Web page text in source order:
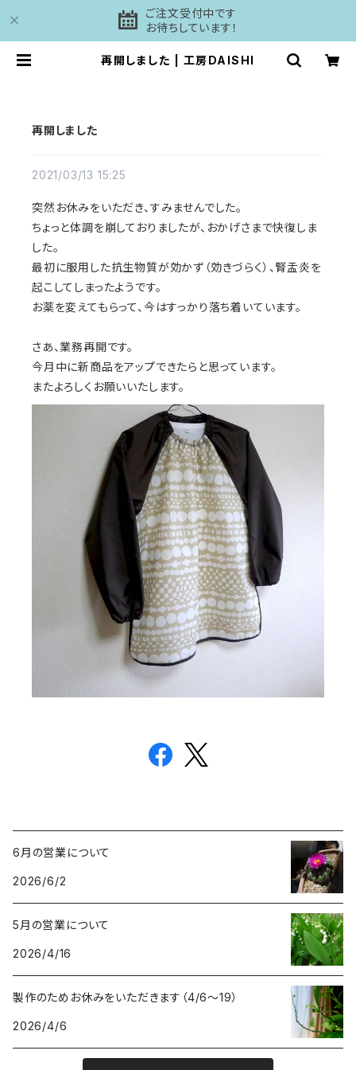
ご注文受付中です
お待ちしています！
再開しました | 工房DAISHI
再開しました
2021/03/13 15:25
突然お休みをいただき、すみませんでした。
ちょっと体調を崩しておりましたが、おかげさまで快復しま
した。
最初に服用した抗生物質が効かず（効きづらく）、腎盂炎を
起こしてしまったようです。
お薬を変えてもらって、今はすっかり落ち着いています。
さあ、業務再開です。
今月中に新商品をアップできたらと思っています。
またよろしくお願いいたします。
6月の営業について
2026/6/2
5月の営業について
2026/4/16
製作のためお休みをいただきます（4/6〜19）
2026/4/6